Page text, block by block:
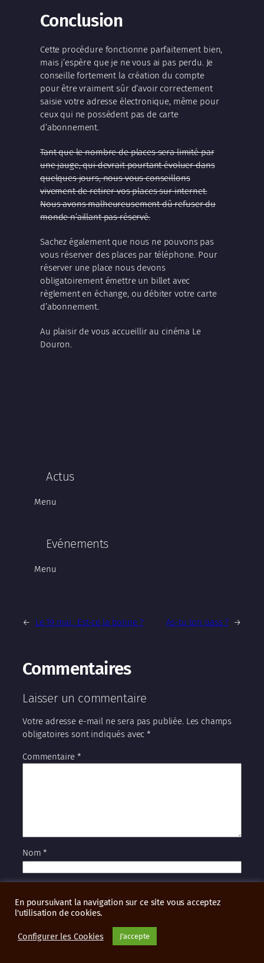
Conclusion
Cette procédure fonctionne parfaitement bien,
mais j’espère que je ne vous ai pas perdu. Je
conseille fortement la création du compte
pour être vraiment sûr d’avoir correctement
saisie votre adresse électronique, même pour
ceux qui ne possèdent pas de carte
d’abonnement.
Tant que le nombre de places sera limité par
une jauge, qui devrait pourtant évoluer dans
quelques jours, nous vous conseillons
vivement de retirer vos places sur internet.
Nous avons malheureusement dû refuser du
monde n’aillant pas réservé.
Sachez également que nous ne pouvons pas
vous réserver des places par téléphone. Pour
réserver une place nous devons
obligatoirement émettre un billet avec
règlement en échange, ou débiter votre carte
d’abonnement.
Au plaisir de vous accueillir au cinéma Le
Douron.
Actus
Menu
Evénements
Menu
← Le 19 mai : Est-ce la bonne ? As-tu ton pass ? →
Commentaires
Laisser un commentaire
Votre adresse e-mail ne sera pas publiée. Les champs
obligatoires sont indiqués avec*
Commentaire*
Nom*
En poursuivant la navigation sur ce site vous acceptez
l'utilisation de cookies.
Configurer les Cookies J'accepte